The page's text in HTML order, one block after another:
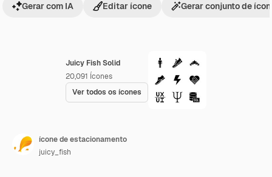
Juicy Fish Solid
20,091 Ícones
Ver todos os ícones
Gerar com IA Editar ícone Gerar conjunto de
ícone de estacionamento
juicy_fish